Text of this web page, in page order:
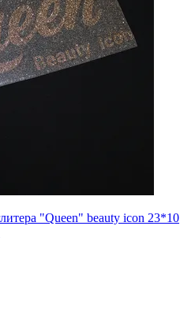
"Queen" beauty icon 23*10